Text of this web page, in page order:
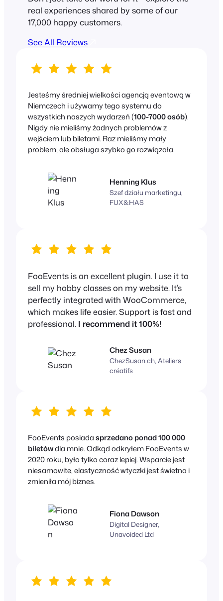
real experiences shared by some of our
17,000 happy customers.
See All Reviews
Jesteśmy średniej wielkości agencją eventową w
Niemczech i używamy tego systemu do
wszystkich naszych wydarzeń (100-7000 osób).
Nigdy nie mieliśmy żadnych problemów z
wejściem lub biletami. Raz mieliśmy mały
problem, ale obsługa szybko go rozwiązała.
Henning Klus
Szef działu marketingu,
FUX&HAS
FooEvents is an excellent plugin. I use it to
sell my hobby classes on my website. It’s
perfectly integrated with WooCommerce,
which makes life easier. Support is fast and
professional. I recommend it 100%!
Chez Susan
ChezSusan.ch, Ateliers
créatifs
FooEvents posiadasprzedano ponad 100 000
biletówdla mnie. Odkąd odkryłem FooEvents w
2020 roku, było tylko coraz lepiej. Wsparcie jest
niesamowite, elastyczność wtyczki jest świetna i
zmieniła mój biznes.
Fiona Dawson
Digital Designer,
Unavoided Ltd